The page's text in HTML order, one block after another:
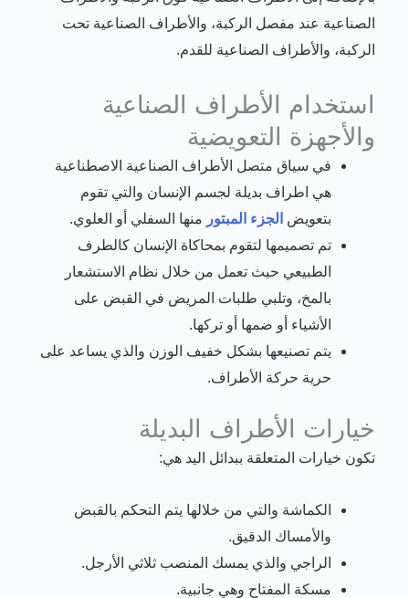
الصناعية عند مفصل الركبة، والأطراف الصناعية تحت
الركبة، والأطراف الصناعية للقدم.
استخدام الأطراف الصناعية
والأجهزة التعويضية
في سياق متصل الأطراف الصناعية الاصطناعية
هي اطراف بديلة لجسم الإنسان والتي تقوم
بتعويض الجزء المبتور منها السفلي أو العلوي.
تم تصميمها لتقوم بمحاكاة الإنسان كالطرف
الطبيعي حيث تعمل من خلال نظام الاستشعار
بالمخ، وتلبي طلبات المريض في القبض على
الأشياء أو ضمها أو تركها.
يتم تصنيعها بشكل خفيف الوزن والذي يساعد على
حرية حركة الأطراف.
خيارات الأطراف البديلة
تكون خيارات المتعلقة ببدائل اليد هي:
الكماشة والتي من خلالها يتم التحكم بالقبض
والأمساك الدقيق.
الراجي والذي يمسك المنصب ثلاثي الأرجل.
مسكة المفتاح وهي جانبية.